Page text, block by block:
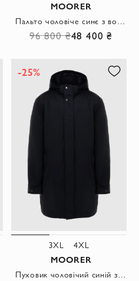
MOORER
Пальто чоловіче синє з вовни та кашеміру
96 800 ₴48 400 ₴
-25%
3XL 4XL
MOORER
Пуховик чоловічий синій з поліаміду